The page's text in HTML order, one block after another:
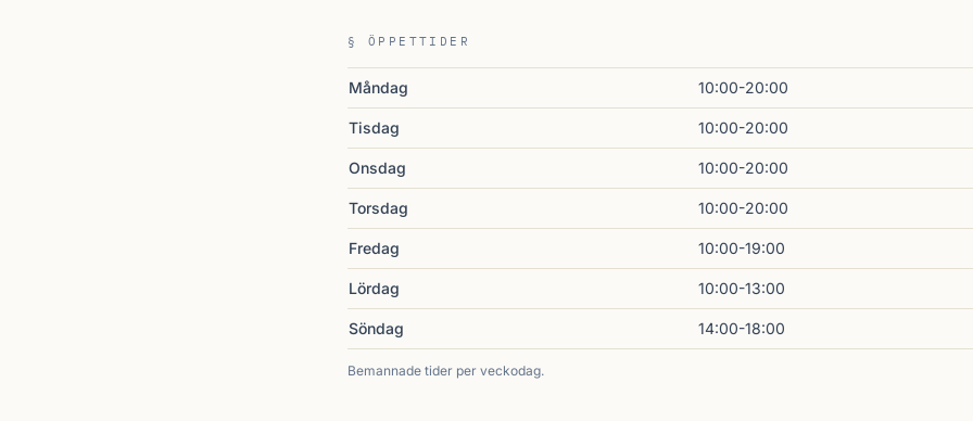
§ ÖPPETTIDER
Måndag 10:00-20:00
Tisdag 10:00-20:00
Onsdag 10:00-20:00
Torsdag 10:00-20:00
Fredag 10:00-19:00
Lördag 10:00-13:00
Söndag 14:00-18:00
Bemannade tider per veckodag.